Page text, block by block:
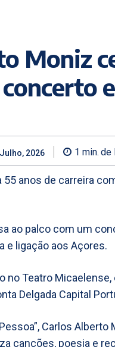
Moniz
2026 1 min. de
anos de carreira
ao palco com um
e ligação aos Açores.
no Teatro
Delgada Capital
Carlos
canções, poesia e